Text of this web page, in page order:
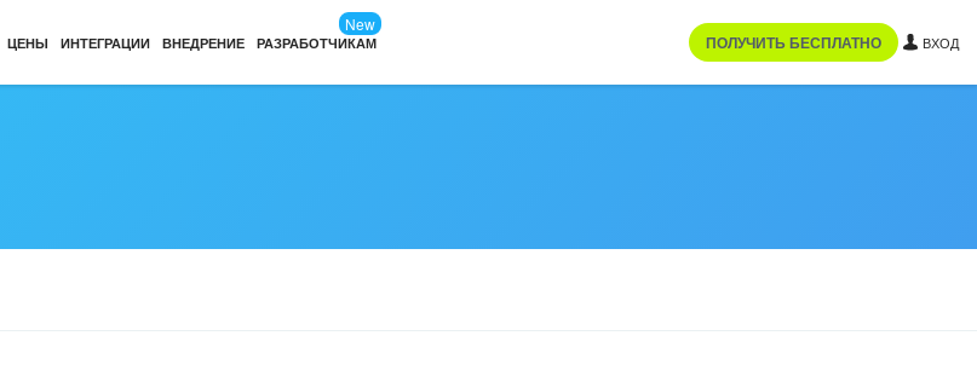
ЦЕНЫ ИНТЕГРАЦИИ ВНЕДРЕНИЕ РАЗРАБОТЧИКАМ
New
ПОЛУЧИТЬ БЕСПЛАТНО ВХОД